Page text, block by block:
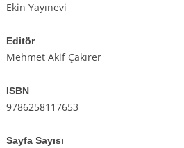
Ekin Yayınevi
Editör
Mehmet Akif Çakırer
ISBN
9786258117653
Sayfa Sayısı